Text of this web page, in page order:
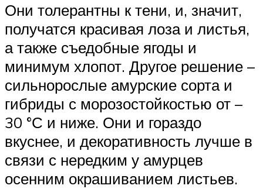
Они толерантны к тени, и, значит,
получатся красивая лоза и листья,
а также съедобные ягоды и
минимум хлопот. Другое решение –
сильнорослые амурские сорта и
гибриды с морозостойкостью от –
30 °С и ниже. Они и гораздо
вкуснее, и декоративность лучше в
связи с нередким у амурцев
осенним окрашиванием листьев.